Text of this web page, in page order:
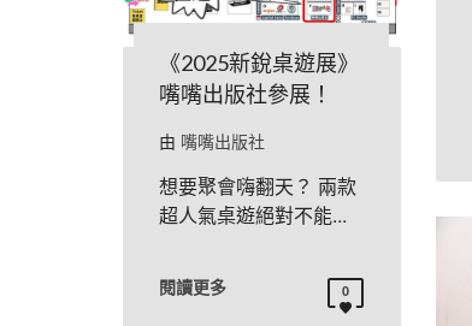
《2025新銳桌遊展》
嘴嘴出版社參展！
由 嘴嘴出版社
想要聚會嗨翻天？ 兩款
超人氣桌遊絕對不能...
閱讀更多 0